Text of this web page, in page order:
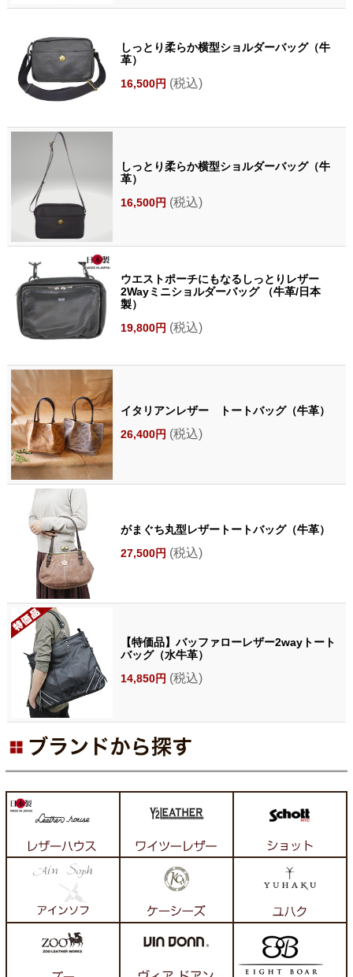
しっとり柔らか横型ショルダーバッグ（牛
革）
16,500円 (税込)
しっとり柔らか横型ショルダーバッグ（牛
革）
16,500円 (税込)
ウエストポーチにもなるしっとりレザー
2Wayミニショルダーバッグ （牛革/日本
製）
19,800円 (税込)
イタリアンレザー トートバッグ（牛革）
26,400円 (税込)
がまぐち丸型レザートートバッグ（牛革）
27,500円 (税込)
【特価品】バッファローレザー2wayトート
バッグ（水牛革）
14,850円 (税込)